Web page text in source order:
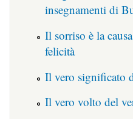
insegnamenti di
Il sorriso è la
felicità
Il vero significato
Il vero volto del